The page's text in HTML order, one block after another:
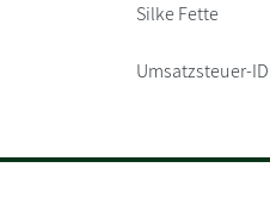
Silke Fette
Umsatzsteuer-